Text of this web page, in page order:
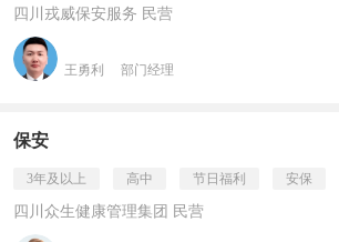
四川戎威保安服务 民营
王勇利 部门经理
保安
3年及以上 高中 节日福利 安保
四川众生健康管理集团 民营